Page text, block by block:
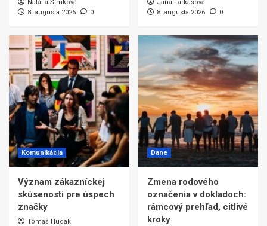
Natália Šimková
8. augusta 2026
0
Jana Farkašová
8. augusta 2026
0
Komunikácia
Význam zákazníckej
skúsenosti pre úspech
značky
Tomáš Hudák
Dane
Zmena rodového
označenia v dokladoch:
rámcový prehľad, citlivé
kroky